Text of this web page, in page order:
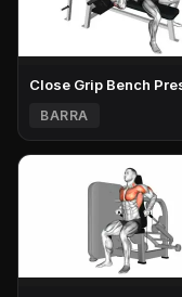
Close Grip Bench
BARRA